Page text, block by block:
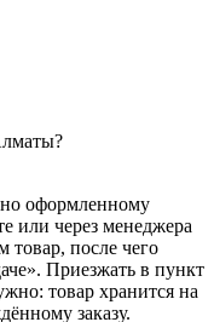
оформленному
или через менеджера
после чего
Приезжать в пункт
товар хранится на
заказу.